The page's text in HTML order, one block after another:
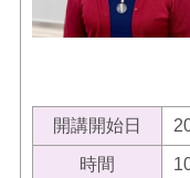
開講開始日
時間